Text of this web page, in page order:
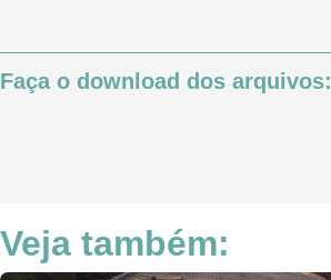
Faça o download dos arquivos:
Veja também: